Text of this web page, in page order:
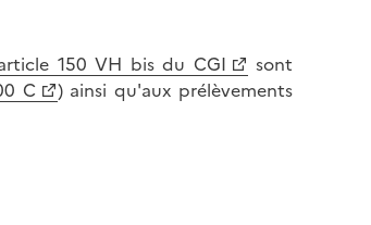
150 VH bis du CGI
sont
C
) ainsi qu'aux prélèvements